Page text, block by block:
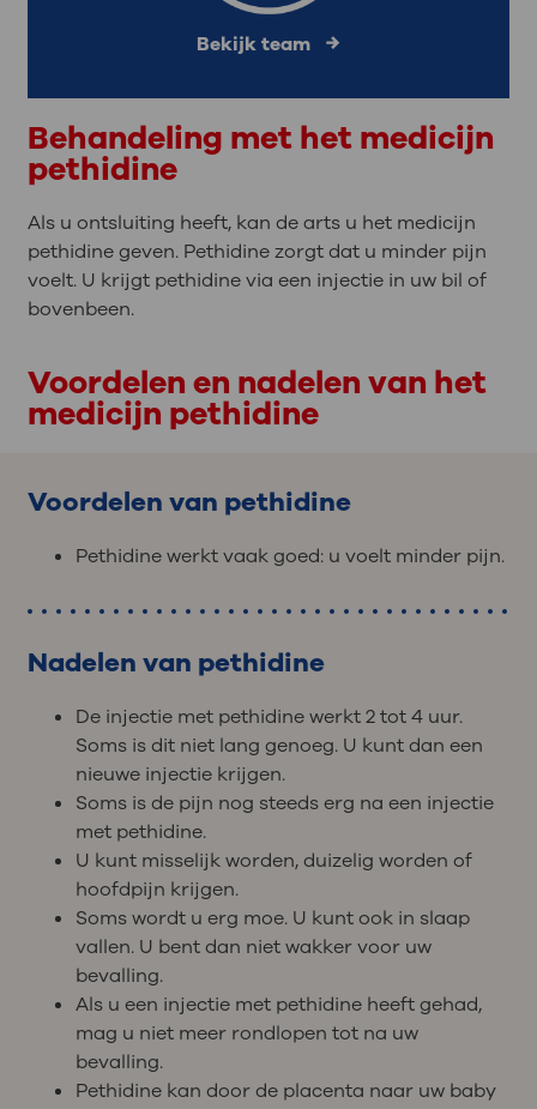
Bekijk team
Behandeling met het medicijn
pethidine
Als u ontsluiting heeft, kan de arts u het medicijn
pethidine geven. Pethidine zorgt dat u minder pijn
voelt. U krijgt pethidine via een injectie in uw bil of
bovenbeen.
Voordelen en nadelen van het
medicijn pethidine
Voordelen van pethidine
Pethidine werkt vaak goed: u voelt minder pijn.
Nadelen van pethidine
De injectie met pethidine werkt 2 tot 4 uur.
Soms is dit niet lang genoeg. U kunt dan een
nieuwe injectie krijgen.
Soms is de pijn nog steeds erg na een injectie
met pethidine.
U kunt misselijk worden, duizelig worden of
hoofdpijn krijgen.
Soms wordt u erg moe. U kunt ook in slaap
vallen. U bent dan niet wakker voor uw
bevalling.
Als u een injectie met pethidine heeft gehad,
mag u niet meer rondlopen tot na uw
bevalling.
Pethidine kan door de placenta naar uw baby